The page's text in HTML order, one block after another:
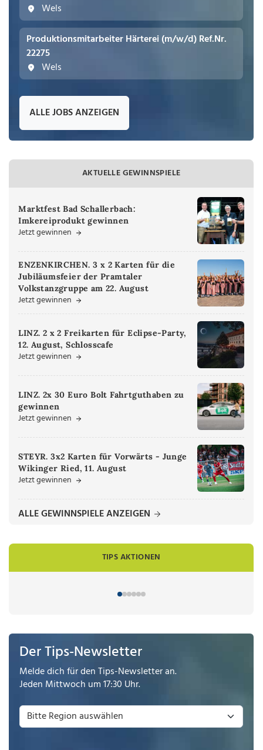
Wels
Produktionsmitarbeiter Härterei (m/w/d) Ref.Nr.
22275
Wels
ALLE JOBS ANZEIGEN
AKTUELLE GEWINNSPIELE
Marktfest Bad Schallerbach:
Imkereiprodukt gewinnen
Jetzt gewinnen
ENZENKIRCHEN. 3 x 2 Karten für die
Jubiläumsfeier der Pramtaler
Volkstanzgruppe am 22. August
Jetzt gewinnen
LINZ. 2 x 2 Freikarten für Eclipse-Party,
12. August, Schlosscafe
Jetzt gewinnen
LINZ. 2x 30 Euro Bolt Fahrtguthaben zu
gewinnen
Jetzt gewinnen
STEYR. 3x2 Karten für Vorwärts - Junge
Wikinger Ried, 11. August
Jetzt gewinnen
ALLE GEWINNSPIELE ANZEIGEN
TIPS AKTIONEN
Der Tips-Newsletter
Melde dich für den Tips-Newsletter an.
Jeden Mittwoch um 17:30 Uhr.